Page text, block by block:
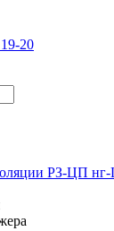
20
РЗ-ЦП нг-